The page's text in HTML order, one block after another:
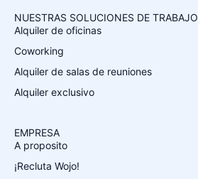
NUESTRAS SOLUCIONES DE TRABAJO
Alquiler de oficinas
Coworking
Alquiler de salas de reuniones
Alquiler exclusivo
EMPRESA
A proposito
¡Recluta Wojo!